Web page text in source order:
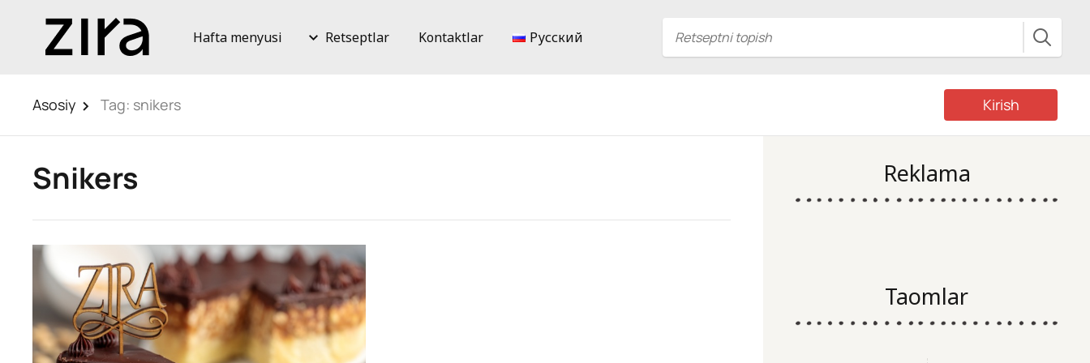
Hafta menyusi Retseptlar Kontaktlar Русский
Asosiy Tag: snikers Kirish
Snikers Reklama
Taomlar